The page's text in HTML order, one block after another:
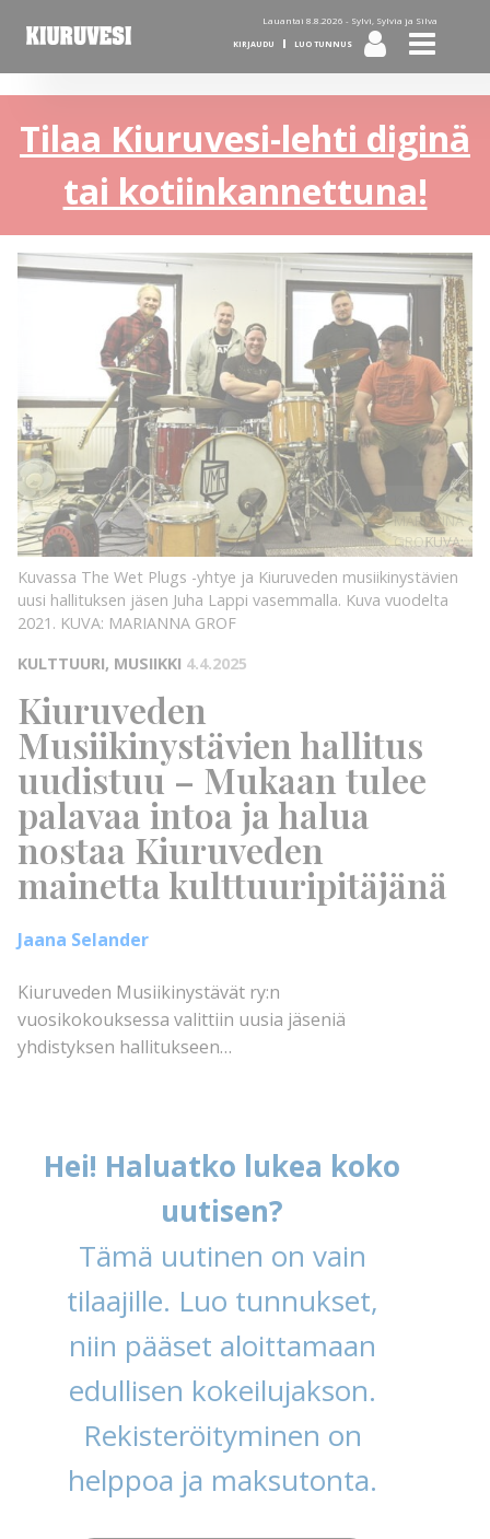
Lauantai 8.8.2026 - Sylvi, Sylvia ja Silva
KIRJAUDU LUO TUNNUS
Tilaa Kiuruvesi-lehti diginä
tai kotiinkannettuna!
KUVA:
KUVA:
MARIANNA
GROF
Kuvassa The Wet Plugs -yhtye ja Kiuruveden musiikinystävien
uusi hallituksen jäsen Juha Lappi vasemmalla. Kuva vuodelta
2021. KUVA: MARIANNA GROF
KULTTUURI, MUSIIKKI 4.4.2025
Kiuruveden
Musiikinystävien hallitus
uudistuu – Mukaan tulee
palavaa intoa ja halua
nostaa Kiuruveden
mainetta kulttuuripitäjänä
Jaana Selander
Kiuruveden Musiikinystävät ry:n
vuosikokouksessa valittiin uusia jäseniä
yhdistyksen hallitukseen…
Hei! Haluatko lukea koko
uutisen?
Tämä uutinen on vain
tilaajille. Luo tunnukset,
niin pääset aloittamaan
edullisen kokeilujakson.
Rekisteröityminen on
helppoa ja maksutonta.